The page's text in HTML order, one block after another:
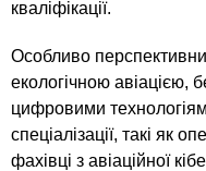
кваліфікації.
Особливо
екологічною авіацією,
цифровими
спеціалізації, такі як
фахівці з авіаційної